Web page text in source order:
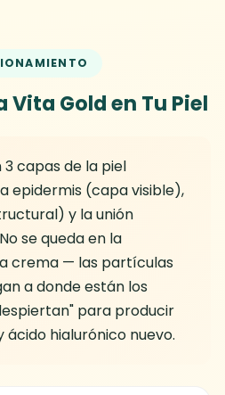
Gold en Tu Piel
capas de la piel
epidermis (capa visible),
y la unión
se queda en la
crema — las partículas
a donde están los
para producir
ácido hialurónico nuevo.